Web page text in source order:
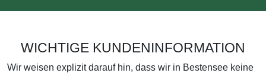
WICHTIGE KUNDENINFORMATION
Wir weisen explizit darauf hin, dass wir in Bestensee keine